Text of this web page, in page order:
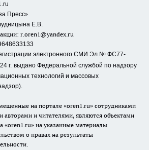
Пресс»
Е.В.
r.oren1@yandex.ru
электронного СМИ Эл.№ ФС77-
г. выдано Федеральной службой по надзору
технологий и массовых
на портале «oren1.ru» сотрудниками
авторами и читателями, являются объектами
«oren1.ru» на указанные материалы
о правах на результаты